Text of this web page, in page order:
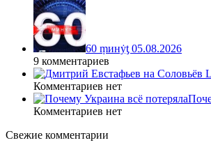
60 ṃинẏƫ 05.08.2026
9 комментариев
Комментариев нет
Комментариев нет
Свежие комментарии